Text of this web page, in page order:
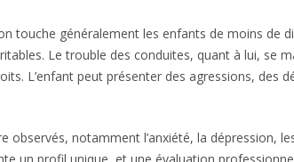
touche généralement les enfants de moins de
Le trouble des conduites, quant à lui, se
L’enfant peut présenter des agressions, des
observés, notamment l’anxiété, la dépression,